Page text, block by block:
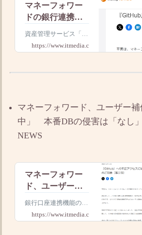
マネーフォワー
ドの銀行連携、
10日経っても再
ーに不満、解約
資産管理サービス「マ
ネーフォワード」で、
銀行との連携停止が長
生から10日経っても再
https://www.itmedia.co.jp
マネーフォワード、ユーザー
中」 本番DBの侵害は「なし
NEWS
マネーフォワー
ド、ユーザー補
償は「検討
侵害は「なし」
銀行口座連携機能の再
開時期は明らかにして
おらず、「確定次第、
https://www.itmedia.co.jp